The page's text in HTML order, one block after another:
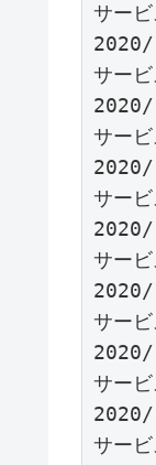
サ
サ
サ
サ
サー
サー
サー
サー